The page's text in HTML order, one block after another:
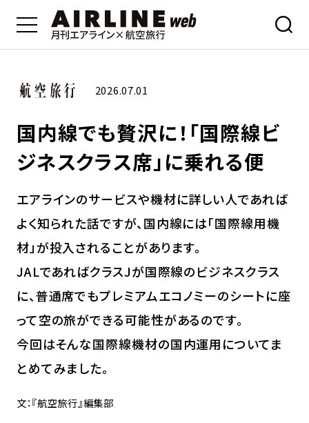
2026.07.01
国内線でも贅沢に！「国際線ビ
ジネスクラス席」に乗れる便
エアラインのサービスや機材に詳しい人であれば
よく知られた話ですが、国内線には「国際線用機
材」が投入されることがあります。
JALであればクラスJが国際線のビジネスクラス
に、普通席でもプレミアムエコノミーのシートに座
って空の旅ができる可能性があるのです。
今回はそんな国際線機材の国内運用についてま
とめてみました。
文：『航空旅行』編集部